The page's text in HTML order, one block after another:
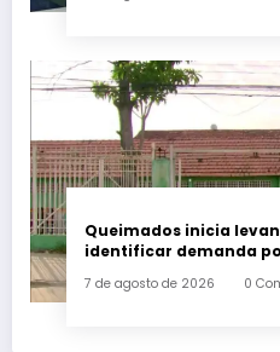
Queimados inicia
identificar demanda
7 de agosto de 2026 0